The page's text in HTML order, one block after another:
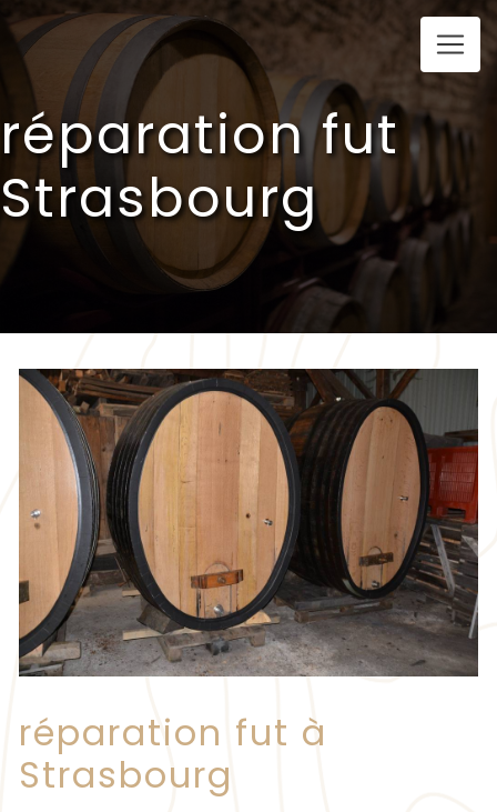
Panneau de gestion des cookies
réparation fut
Strasbourg
réparation fut à
Strasbourg